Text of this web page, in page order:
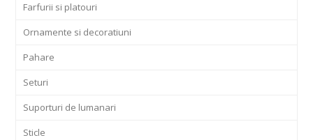
Farfurii si platouri
Ornamente si decoratiuni
Pahare
Seturi
Suporturi de lumanari
Sticle